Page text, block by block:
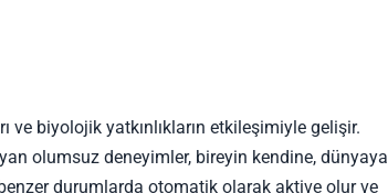
ve biyolojik yatkınlıkların etkileşimiyle gelişir.
olumsuz deneyimler, bireyin kendine, dünyaya
durumlarda otomatik olarak aktive olur ve